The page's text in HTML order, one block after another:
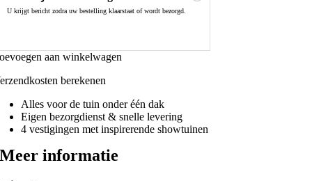
U krijgt bericht zodra uw bestelling klaarstaat of wordt bezorgd.
aan winkelwagen
berekenen
Alles voor de tuin onder één dak
Eigen bezorgdienst & snelle levering
4 vestigingen met inspirerende showtuinen
Meer informatie